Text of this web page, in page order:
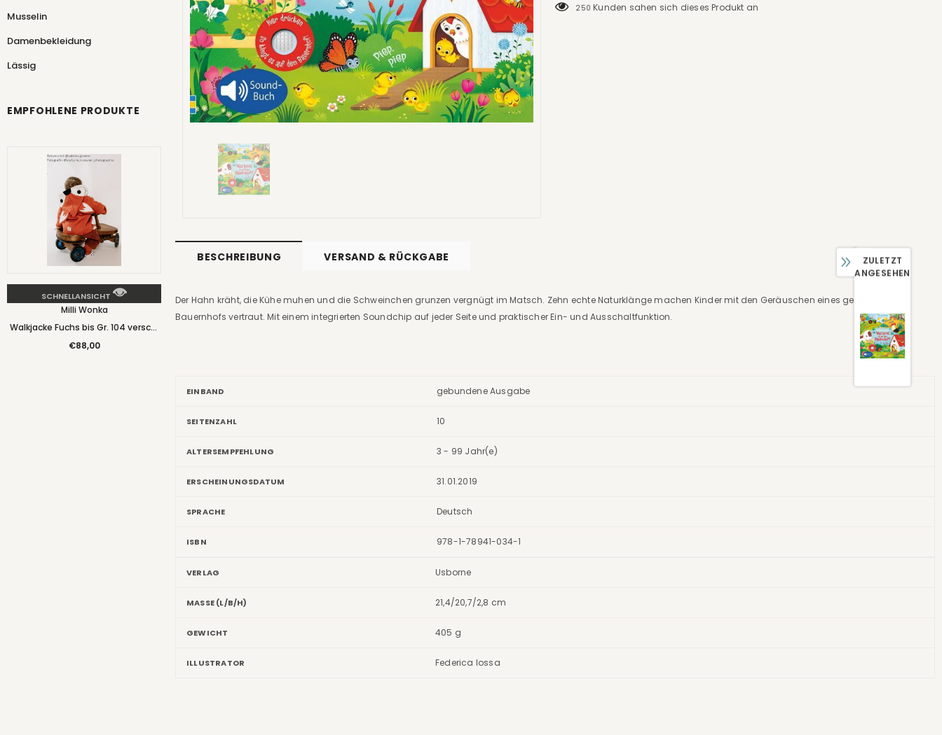
Musselin
Damenbekleidung
Lässig
EMPFOHLENE PRODUKTE
SCHNELLANSICHT
Milli Wonka
Walkjacke Fuchs bis Gr. 104 versch.
Farben - Milli Wonka
€88,00
250 Kunden sahen sich dieses Produkt an
BESCHREIBUNG VERSAND & RÜCKGABE
Der Hahn kräht, die Kühe muhen und die Schweinchen grunzen vergnügt im Matsch. Zehn echte Naturklänge machen Kinder mit den Geräuschen eines geschäftigen
Bauernhofs vertraut. Mit einem integrierten Soundchip auf jeder Seite und praktischer Ein- und Ausschaltfunktion.
EINBAND gebundene Ausgabe
SEITENZAHL 10
ALTERSEMPFEHLUNG 3 - 99 Jahr(e)
ERSCHEINUNGSDATUM 31.01.2019
SPRACHE Deutsch
ISBN 978-1-78941-034-1
VERLAG Usborne
MASSE (L/B/H) 21,4/20,7/2,8 cm
GEWICHT 405 g
ILLUSTRATOR Federica Iossa
ZULETZT
ANGESEHEN